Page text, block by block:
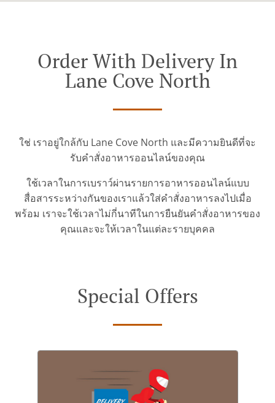
Order With Delivery In
Lane Cove North
ใช่ เราอยู่ใกล้กับ Lane Cove North และมีความยินดีที่จะ
รับคำสั่งอาหารออนไลน์ของคุณ
ใช้เวลาในการเบราว์ผ่านรายการอาหารออนไลน์แบบ
สื่อสารระหว่างกันของเราแล้วใส่คำสั่งอาหารลงไปเมื่อ
พร้อม เราจะใช้เวลาไม่กี่นาทีในการยืนยันคำสั่งอาหารของ
คุณและจะให้เวลาในแต่ละรายบุคคล
Special Offers